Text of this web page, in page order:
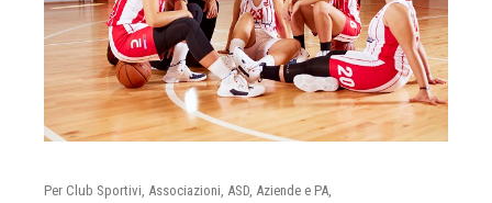
Per Club Sportivi, Associazioni, ASD, Aziende e PA,